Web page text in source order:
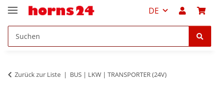
DE
Zurück zur Liste BUS | LKW | TRANSPORTER (24V)